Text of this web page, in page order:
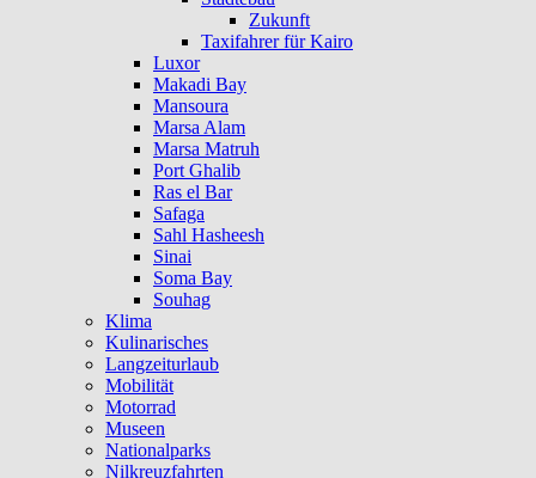
Zukunft
Taxifahrer für Kairo
Luxor
Makadi Bay
Mansoura
Marsa Alam
Marsa Matruh
Port Ghalib
Ras el Bar
Safaga
Sahl Hasheesh
Sinai
Soma Bay
Souhag
Klima
Kulinarisches
Langzeiturlaub
Mobilität
Motorrad
Museen
Nationalparks
Nilkreuzfahrten